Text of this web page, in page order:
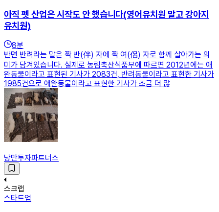
아직 펫 산업은 시작도 안 했습니다(영어유치원 말고 강아지
유치원)
8분
반면 반려라는 말은 짝 반(伴) 자에 짝 여(侶) 자로 함께 살아가는 의
미가 담겨있습니다. 실제로 농림축산식품부에 따르면 2012년에는 애
완동물이라고 표현된 기사가 2083건, 반려동물이라고 표현한 기사가
1985건으로 애완동물이라고 표현한 기사가 조금 더 많
낭만투자파트너스
스크랩
스타트업